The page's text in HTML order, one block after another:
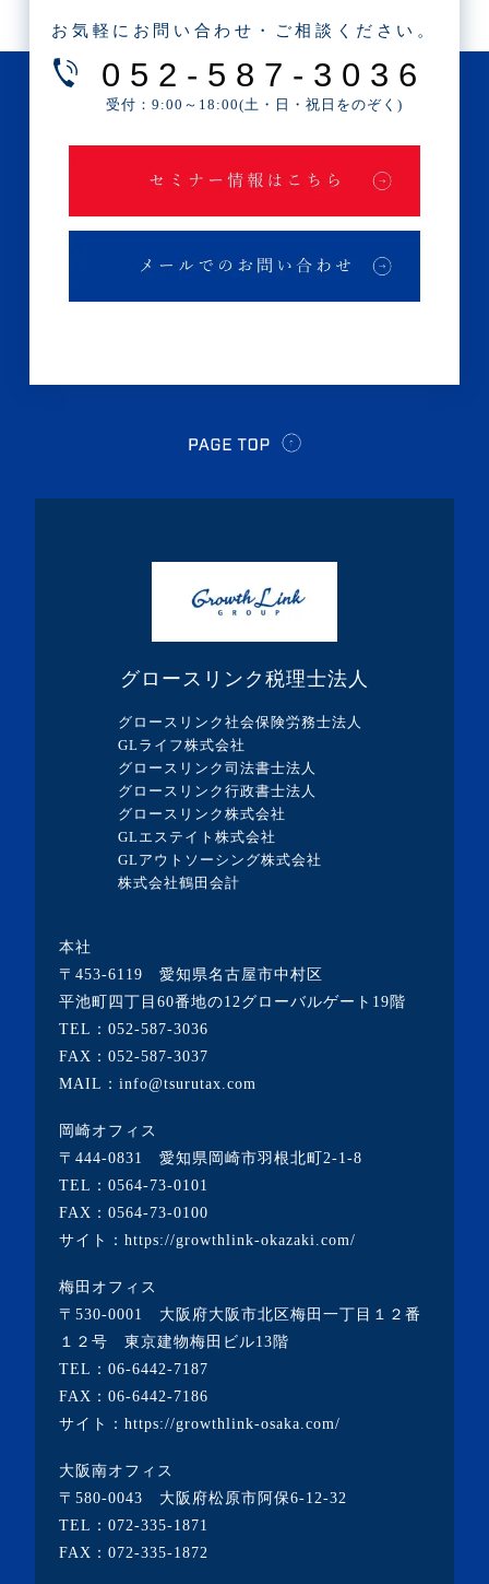
・2025年4月(1記事)
・2025年2月(3記事)
・2025年1月(1記事)
・2023年9月(5記事)
・2023年8月(13記事)
・2023年7月(9記事)
・2023年6月(1記事)
・2023年5月(3記事)
・2023年4月(4記事)
・2023年2月(2記事)
・2023年1月(1記事)
・2022年12月(2記事)
・2022年9月(1記事)
・2022年8月(1記事)
・2022年7月(2記事)
・2022年5月(1記事)
・2022年4月(2記事)
・2022年3月(3記事)
・2021年12月(2記事)
・2021年11月(7記事)
・2021年10月(3記事)
お気軽にお問い合わせ・ご相談ください。
052-587-3036
受付：9:00～18:00(土・日・祝日をのぞく)
グロースリンク税理士法人
グロースリンク社会保険労務士法人
GLライフ株式会社
グロースリンク司法書士法人
グロースリンク行政書士法人
グロースリンク株式会社
GLエステイト株式会社
GLアウトソーシング株式会社
株式会社鶴田会計
本社
〒453-6119 愛知県名古屋市中村区
平池町四丁目60番地の12グローバルゲート19階
TEL： 052-587-3036
FAX：052-587-3037
MAIL：info@tsurutax.com
岡崎オフィス
〒444-0831 愛知県岡崎市羽根北町2-1-8
TEL： 0564-73-0101
FAX：0564-73-0100
サイト： https://growthlink-okazaki.com/
梅田オフィス
〒530-0001 大阪府大阪市北区梅田一丁目１２番
１２号 東京建物梅田ビル13階
TEL： 06-6442-7187
FAX：06-6442-7186
サイト： https://growthlink-osaka.com/
大阪南オフィス
〒580-0043 大阪府松原市阿保6-12-32
TEL： 072-335-1871
FAX：072-335-1872